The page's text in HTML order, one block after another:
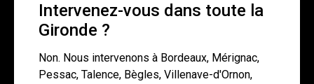
Intervenez-vous dans toute la
Gironde ?
Non. Nous intervenons à Bordeaux, Mérignac,
Pessac, Talence, Bègles, Villenave-d'Ornon,